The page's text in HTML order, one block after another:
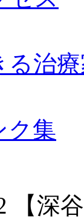
る治
ク集
【深